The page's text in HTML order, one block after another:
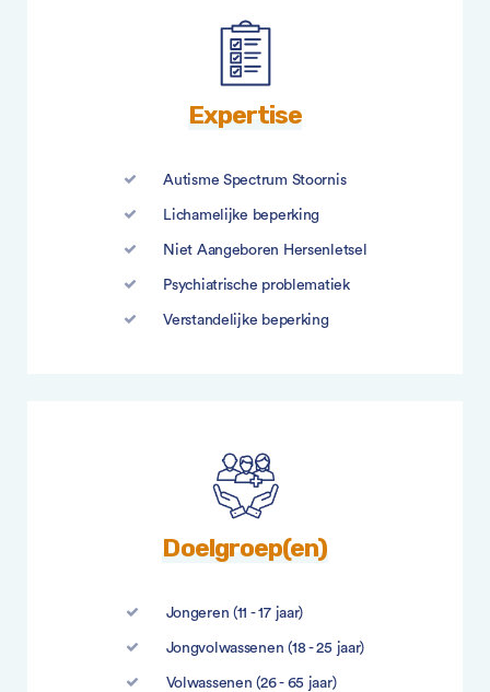
Expertise
Autisme Spectrum Stoornis
Lichamelijke beperking
Niet Aangeboren Hersenletsel
Psychiatrische problematiek
Verstandelijke beperking
Doelgroep(en)
Jongeren (11 - 17 jaar)
Jongvolwassenen (18 - 25 jaar)
Volwassenen (26 - 65 jaar)